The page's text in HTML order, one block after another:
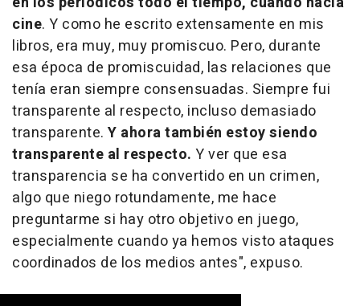
cine. Y como he escrito extensamente en mis
libros, era muy, muy promiscuo. Pero, durante
esa época de promiscuidad, las relaciones que
tenía eran siempre consensuadas. Siempre fui
transparente al respecto, incluso demasiado
transparente. Y ahora también estoy siendo
transparente al respecto. Y ver que esa
transparencia se ha convertido en un crimen,
algo que niego rotundamente, me hace
preguntarme si hay otro objetivo en juego,
especialmente cuando ya hemos visto ataques
coordinados de los medios antes", expuso.